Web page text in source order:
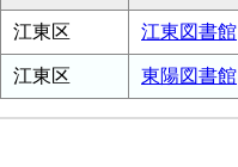
江東区 江東図書館
江東区 東陽図書館